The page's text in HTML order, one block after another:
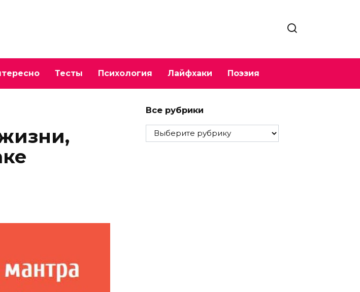
Тесты Психология Лайфхаки Поэзия
Все рубрики
Все
рубрики